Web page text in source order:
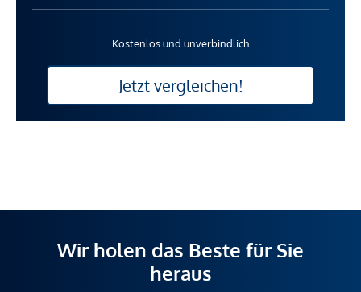
Kostenlos und unverbindlich
Jetzt vergleichen!
Wir holen das Beste für Sie
heraus